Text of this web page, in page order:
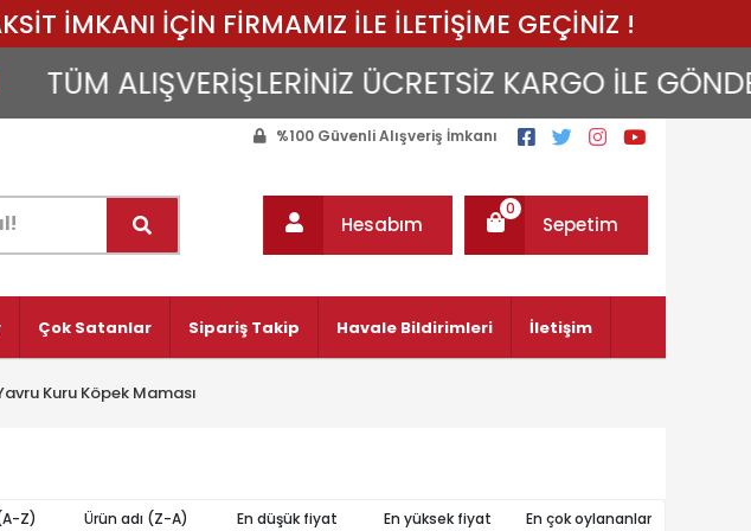
İMKANI İÇİN FİRMAMIZ İLE İLETİŞİME GEÇİNİZ !
TÜM ALIŞVERİŞLERİNİZ ÜCRETSİZ KARGO İLE
%100 Güvenli Alışveriş İmkanı
Hesabım Sepetim
0
Çok Satanlar Sipariş Takip Havale Bildirimleri İletişim
Kuru Köpek Maması
Z) Ürün adı (Z-A) En düşük fiyat En yüksek fiyat En çok oylananlar